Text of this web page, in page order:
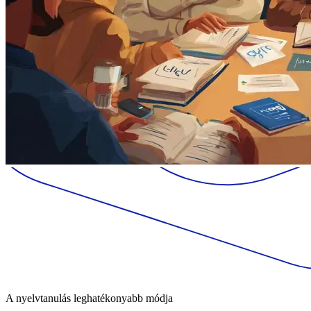
A nyelvtanulás leghatékonyabb módja